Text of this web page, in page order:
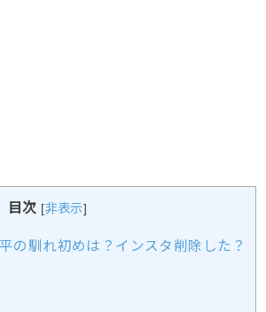
目次 [非表示]
の馴れ初めは？インスタ削除した？